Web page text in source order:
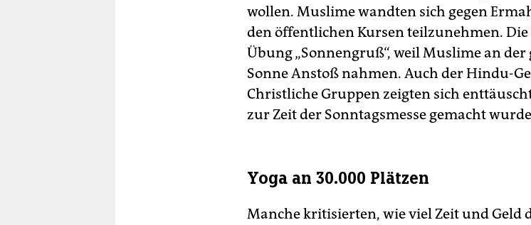
wollen. Muslime wandten sich gegen
den öffentlichen Kursen teilzunehmen.
Übung „Sonnengruß“, weil Muslime an
Sonne Anstoß nahmen. Auch der Hindu-
Christliche Gruppen zeigten sich
zur Zeit der Sonntagsmesse gemacht
Yoga an 30.000 Plätzen
Manche kritisierten, wie viel Zeit und Geld